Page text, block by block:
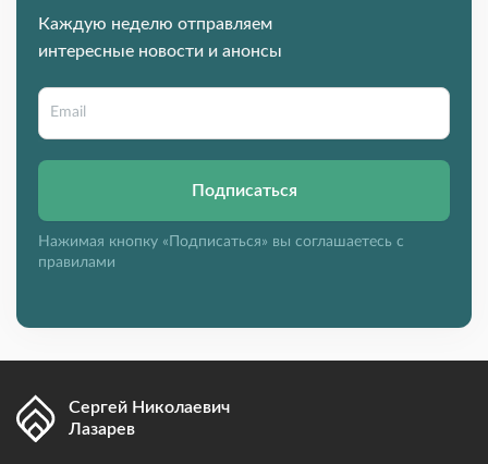
Каждую неделю отправляем
интересные новости и анонсы
Подписаться
Нажимая кнопку «Подписаться» вы соглашаетесь с
правилами
Сергей Николаевич
Лазарев